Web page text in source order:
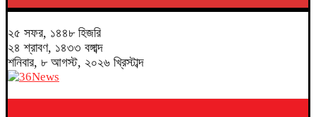
২৫ সফর, ১৪৪৮ হিজরি
২৪ শ্রাবণ, ১৪৩৩ বঙ্গাব্দ
শনিবার, ৮ আগস্ট, ২০২৬ খ্রিস্টাব্দ